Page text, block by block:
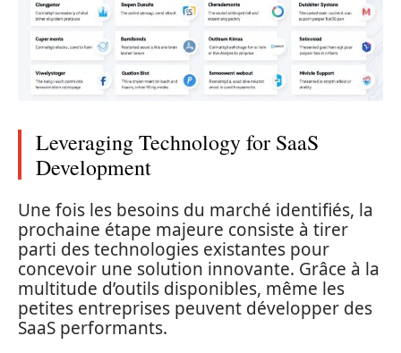
Leveraging Technology for SaaS
Development
Une fois les besoins du marché identifiés, la
prochaine étape majeure consiste à tirer
parti des technologies existantes pour
concevoir une solution innovante. Grâce à la
multitude d’outils disponibles, même les
petites entreprises peuvent développer des
SaaS performants.